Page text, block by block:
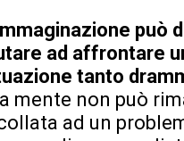
può
ad affrontare
tanto
mente non può
ad un